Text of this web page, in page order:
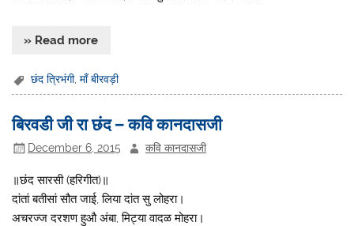
» Read more
छंद त्रिभंगी,माँ बीरवड़ी
बिरवडी जी रा छंद – कवि कानदासजी
December 6, 2015 कवि कानदासजी
॥छंद सारसी (हरिगीत)॥
दांतां बतीसां सौत जाई, लिया दांत सु लोहरा।
अचरज्ज दरशण हुऔ अंबा, मिट्या वादळ मोहरा।